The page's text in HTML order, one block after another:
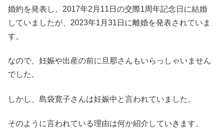
婚約を発表し、2017年2月11日の交際1周年記念日に結婚
していましたが、2023年1月31日に離婚を発表されていま
す。
なので、妊娠や出産の前に旦那さんもいらっしゃいません
でした。
しかし、島袋寛子さんは妊娠中と言われていました。
そのように言われている理由は何か紹介していきます。